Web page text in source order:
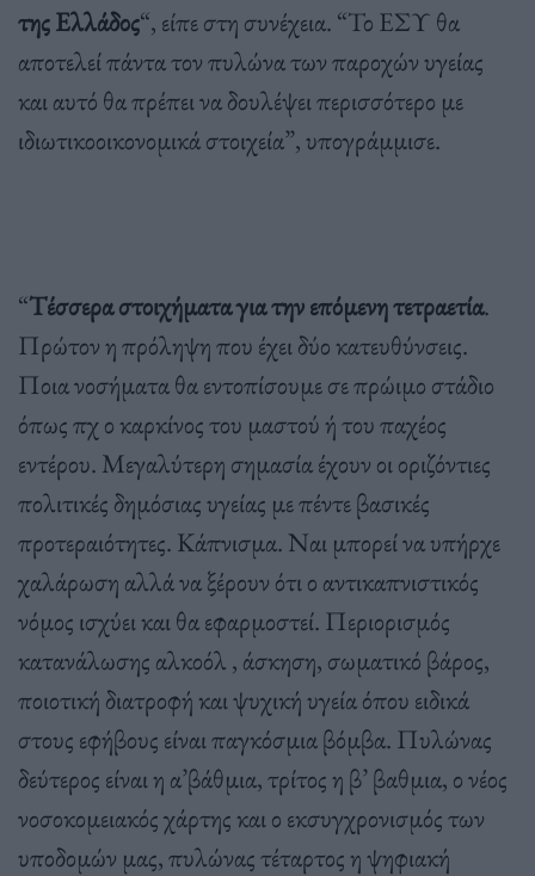
της Ελλάδος“, είπε στη συνέχεια. “Το ΕΣΥ θα
αποτελεί πάντα τον πυλώνα των παροχών υγείας
και αυτό θα πρέπει να δουλέψει περισσότερο με
ιδιωτικοοικονομικά στοιχεία”, υπογράμμισε.
“Τέσσερα στοιχήματα για την επόμενη τετραετία.
Πρώτον η πρόληψη που έχει δύο κατευθύνσεις.
Ποια νοσήματα θα εντοπίσουμε σε πρώιμο στάδιο
όπως πχ ο καρκίνος του μαστού ή του παχέος
εντέρου. Μεγαλύτερη σημασία έχουν οι οριζόντιες
πολιτικές δημόσιας υγείας με πέντε βασικές
προτεραιότητες. Κάπνισμα. Ναι μπορεί να υπήρχε
χαλάρωση αλλά να ξέρουν ότι ο αντικαπνιστικός
νόμος ισχύει και θα εφαρμοστεί. Περιορισμός
κατανάλωσης αλκοόλ , άσκηση, σωματικό βάρος,
ποιοτική διατροφή και ψυχική υγεία όπου ειδικά
στους εφήβους είναι παγκόσμια βόμβα. Πυλώνας
δεύτερος είναι η α’βάθμια, τρίτος η β’ βαθμια, ο νέος
νοσοκομειακός χάρτης και ο εκσυγχρονισμός των
υποδομών μας, πυλώνας τέταρτος η ψηφιακή